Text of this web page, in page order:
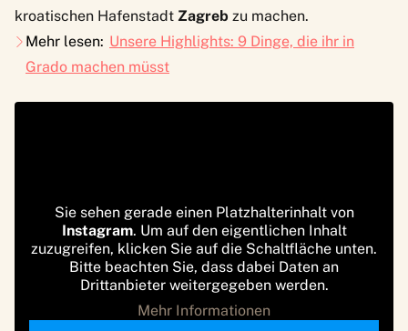
kroatischen Hafenstadt Zagreb zu machen.
Mehr lesen: Unsere Highlights: 9 Dinge, die ihr in
Grado machen müsst
Sie sehen gerade einen Platzhalterinhalt von
Instagram. Um auf den eigentlichen Inhalt
zuzugreifen, klicken Sie auf die Schaltfläche unten.
Bitte beachten Sie, dass dabei Daten an
Drittanbieter weitergegeben werden.
Mehr Informationen